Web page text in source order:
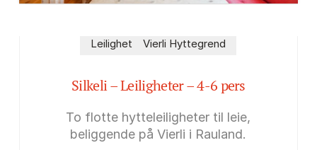
Leilighet Vierli Hyttegrend
Silkeli – Leiligheter – 4-6 pers
To flotte hytteleiligheter til leie,
beliggende på Vierli i Rauland.